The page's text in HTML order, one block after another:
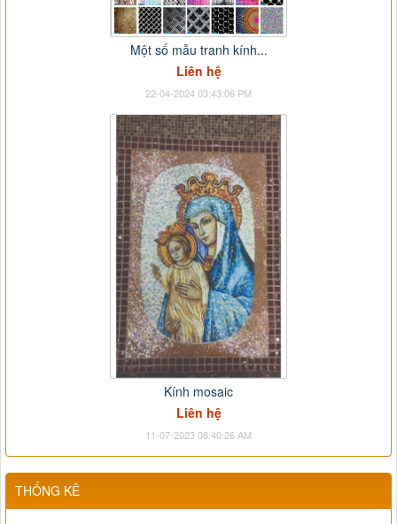
Một số mẫu tranh kính...
Liên hệ
22-04-2024 03:43:06 PM
Kính mosaic
Liên hệ
11-07-2023 08:40:26 AM
THỐNG KÊ